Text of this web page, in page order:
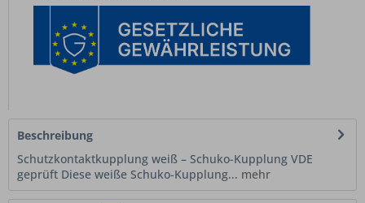
Beschreibung
Schutzkontaktkupplung weiß – Schuko-Kupplung VDE
geprüft Diese weiße Schuko-Kupplung... mehr